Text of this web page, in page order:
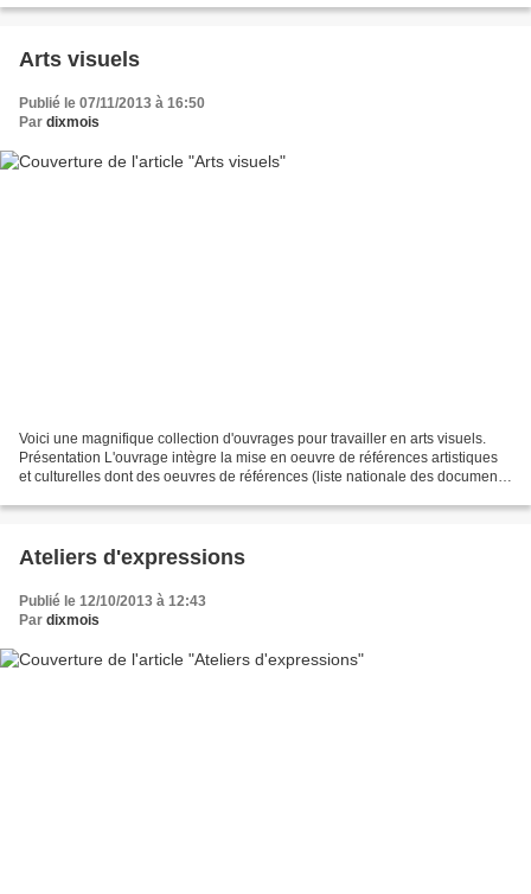
Arts visuels
Publié le 07/11/2013 à 16:50
Par dixmois
Voici une magnifique collection d'ouvrages pour travailler en arts visuels.
Présentation L'ouvrage intègre la mise en oeuvre de références artistiques
et culturelles dont des oeuvres de références (liste nationale des documents
Ateliers d'expressions
Publié le 12/10/2013 à 12:43
Par dixmois